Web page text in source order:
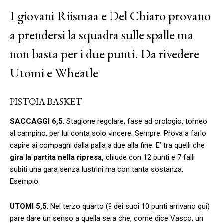
I giovani Riismaa e Del Chiaro provano
a prendersi la squadra sulle spalle ma
non basta per i due punti. Da rivedere
Utomi e Wheatle
PISTOIA BASKET
SACCAGGI 6,5. Stagione regolare, fase ad orologio, torneo
al campino, per lui conta solo vincere. Sempre. Prova a farlo
capire ai compagni dalla palla a due alla fine. E’ tra quelli che
gira la partita nella ripresa, chiude con 12 punti e 7 falli
subiti una gara senza lustrini ma con tanta sostanza.
Esempio.
UTOMI 5,5. Nel terzo quarto (9 dei suoi 10 punti arrivano qui)
pare dare un senso a quella sera che, come dice Vasco, un